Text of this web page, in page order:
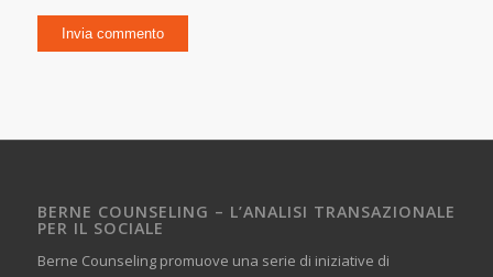
BERNE COUNSELING – L’ANALISI TRANSAZIONALE
PER IL SOCIALE
Berne Counseling promuove una serie di iniziative di